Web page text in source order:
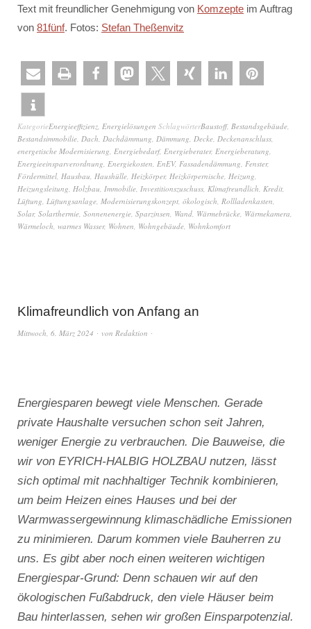
Text mit freundlicher Genehmigung von Komzepte im Auftrag
von 81fünf. Fotos: Stefan Theßenvitz
KategorieEnergieeffizienz, Energielösungen SchlagwörterBaustoff, Bestandsgebäude,
Bestandsimmobilie, Dach, Dachdämmung, Dämmung, Decke, Deckenanschluss,
energetische Modernisierung, Energiebedarf, Energieberater, Energieberatung,
Energieeinsparverordnung, Energiekosten, EnEV, Fassadendämmung, Fenster,
Fördermittel, Hausbau, Haushülle, Heizkörper, Heizkörpernische, Heizung,
Heizungsleitung, Holzbau, Immobilie, Investitionszuschuss, Klimafreundlich, Kredit,
Lüftung, Lüftungsanlage, Modernisierungskonzept, ökologisch, Rollladenkasten,
Solar, Solarthermie, Sonnenenergie, Sparzinsen, Wand, Wärmebrücke, Wärmekamera,
Wärmeloch, warmes Wasser, Wohnen, Wohngebäude, Wohnkomfort
Klimafreundlich von Anfang an
Mittwoch, 6. März 2024 von Redaktion
Energiesparen bewegt viele Menschen. Gerade
private Haushalte versuchen schon seit Jahren,
weniger Energie zu verbrauchen. Die Bauweise, die
wir von EYRICH-HALBIG HOLZBAU nutzen, lässt
sich optimal mit nachhaltiger Technik kombinieren,
um beim Heizen eines Hauses und bei der
Warmwassergewinnung klimaschädliche Emissionen
zu minimieren. Darum kommen viele Bauherren zu
uns. Es gibt aber noch einen weiteren wichtigen
Energiespar-Grund: Denn schauen wir auf den
ökologischen Fußabdruck, den viele Häuser beim
Bau hinterlassen, sehen wir großen Einsparpotenzial.